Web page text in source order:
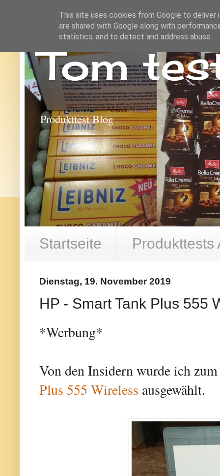
Tom
Produkttest Blog
Startseite Produkttests
Dienstag, 19. November 2019
HP - Smart Tank Plus 555
*Werbung*
Von den Insidern wurde ich
Plus 555 Wireless ausgewählt.
This site uses cookies from Google to deliver
are shared with Google along with
statistics, and to detect and address abuse.